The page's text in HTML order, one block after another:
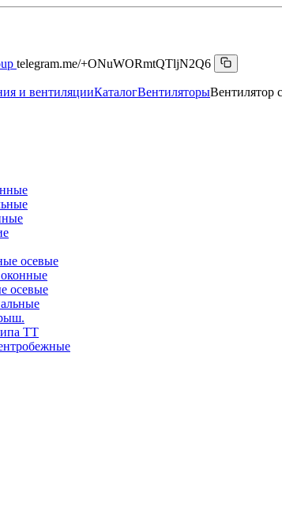
telegram.me/+ONuWORmtQTljN2Q6
и вентиляцииКаталогВентиляторыВентилятор
осевые
осевые
ТТ